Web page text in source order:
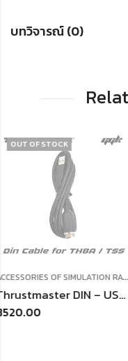
บทวิจารณ์ (0)
A
CCESSORIES OF SIMULATION RACING
Thrustmaster DIN – USB Cable TH8A TSS สายต่อเกียร์
OUT OF STOCK
GGK